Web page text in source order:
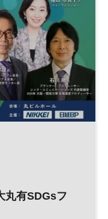
ーボンニュートラル
丸有SDGsフ